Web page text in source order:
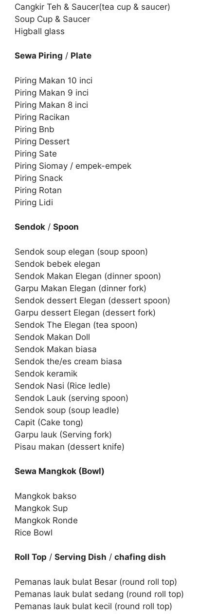
Cangkir Teh & Saucer(tea cup & saucer)
Soup Cup & Saucer
Higball glass
Sewa Piring / Plate
Piring Makan 10 inci
Piring Makan 9 inci
Piring Makan 8 inci
Piring Racikan
Piring Bnb
Piring Dessert
Piring Sate
Piring Siomay / empek-empek
Piring Snack
Piring Rotan
Piring Lidi
Sendok / Spoon
Sendok soup elegan (soup spoon)
Sendok bebek elegan
Sendok Makan Elegan (dinner spoon)
Garpu Makan Elegan (dinner fork)
Sendok dessert Elegan (dessert spoon)
Garpu dessert Elegan (dessert fork)
Sendok The Elegan (tea spoon)
Sendok Makan Doll
Sendok Makan biasa
Sendok the/es cream biasa
Sendok keramik
Sendok Nasi (Rice ledle)
Sendok Lauk (serving spoon)
Sendok soup (soup leadle)
Capit (Cake tong)
Garpu lauk (Serving fork)
Pisau makan (dessert knife)
Sewa Mangkok (Bowl)
Mangkok bakso
Mangkok Sup
Mangkok Ronde
Rice Bowl
Roll Top / Serving Dish / chafing dish
Pemanas lauk bulat Besar (round roll top)
Pemanas lauk bulat sedang (round roll top)
Pemanas lauk bulat kecil (round roll top)